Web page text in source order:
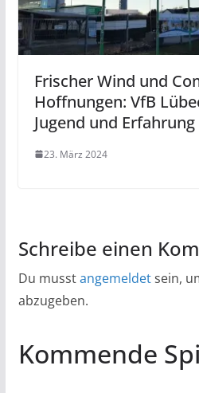
Frischer Wind und
Hoffnungen: VfB
Jugend und Erfahrung
23. März 2024
Schreibe einen
Du musstangemeldetsein,
abzugeben.
Kommende